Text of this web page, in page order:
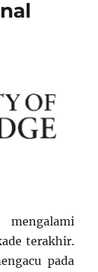
terakhir.
pada